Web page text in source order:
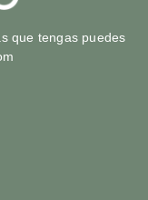
que tengas puedes